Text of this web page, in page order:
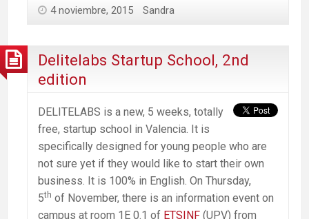
4 noviembre, 2015 Sandra
Delitelabs Startup School, 2nd
edition
DELITELABS is a new, 5 weeks, totally
free, startup school in Valencia. It is
specifically designed for young people who are
not sure yet if they would like to start their own
business. It is 100% in English. On Thursday,
5th of November, there is an information event on
campus at room 1E 0.1 of ETSINF (UPV) from